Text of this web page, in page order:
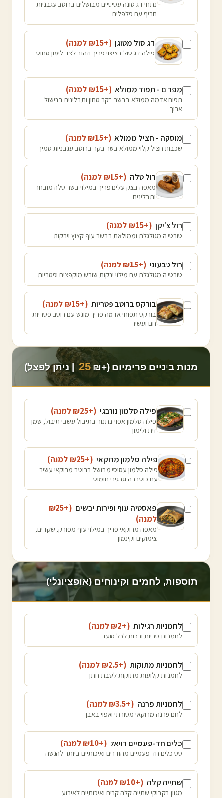
נתחי דג טונה עסיסיים מבושלים ברוטב עגבניות
חריף עם פלפלים
דג סול מטוגן (+₪
15 למנה)
פילה דג סול בציפוי פריך וזהוב לצד לימון סחוט
מפרום - תפוד ממולא (+₪
15 למנה)
תפוח אדמה ממולא בבשר בקר טחון ותבלינים בבישול
ארוך
מוסקה - חציל ממולא (+₪
15 למנה)
שכבות חציל קלוי ממולא בשר בקר ברוטב עגבניות סמיך
רול טלה (+₪
15 למנה)
מאפה בצק עלים פריך במילוי בשר טלה מובחר
ותבלינים
רול צ'יקן (+₪
15 למנה)
טורטייה מגולגלת וממולאת בבשר עוף קצוץ וירקות
רול טבעוני (+₪
15 למנה)
טורטייה מגולגלת עם מילוי ירקות שורש מוקפצים ופטריות
בורקס ברוטב פטריות (+₪
15 למנה)
בורקס תפוחי אדמה פריך מוגש עם רוטב פטריות
חם ועשיר
מנות ביניים פרימיום (+₪ 25 | ניתן לפצל)
פילה סלמון נורבגי (+₪
25 למנה)
פילה סלמון אפוי בתנור בתיבול עשבי תיבול, שמן
זית ולימון
פילה סלמון מרוקאי (+₪
25 למנה)
פילה סלמון עסיסי מבושל ברוטב מרוקאי עשיר
עם כוסברה וגרגירי חומוס
פאסטיה עוף ופירות יבשים (+₪
25
למנה)
מאפה מרוקאי פריך במילוי עוף מפורק, שקדים,
צימוקים וקינמון
תוספות, לחמים וקינוחים (אופציונלי)
לחמניות רגילות (+₪
2 למנה)
לחמניות טריות ורכות לכל סועד
לחמניות מתוקות (+₪
2.5 למנה)
לחמניות קלועות מתוקות לשבת חתן
לחמניות פרנה (+₪
3.5 למנה)
לחם פרנה מרוקאי מסורתי ואפוי באבן
כלים חד-פעמיים רויאל (+₪
10 למנה)
סט כלים חד פעמיים מהודרים ואיכותיים ביותר להגשה
שתייה קלה (+₪
10 למנה)
מגוון בקבוקי שתייה קלה קרים ואיכותיים לאירוע